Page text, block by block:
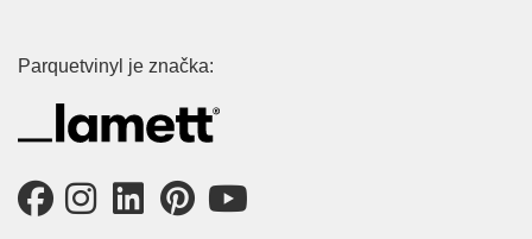
Parquetvinyl je značka: